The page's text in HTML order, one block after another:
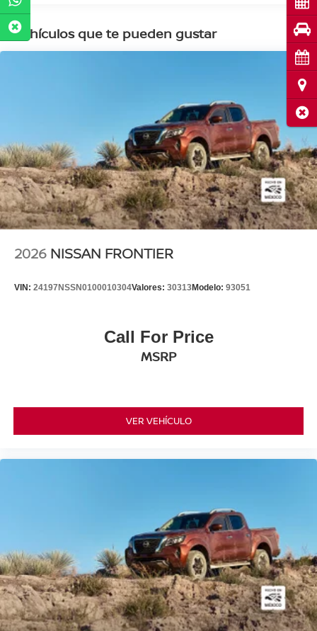
Vehículos que te pueden gustar
2026 NISSAN FRONTIER
VIN: 24197NSSN0100010304Valores: 30313Modelo: 93051
Call For Price
MSRP
VER VEHÍCULO